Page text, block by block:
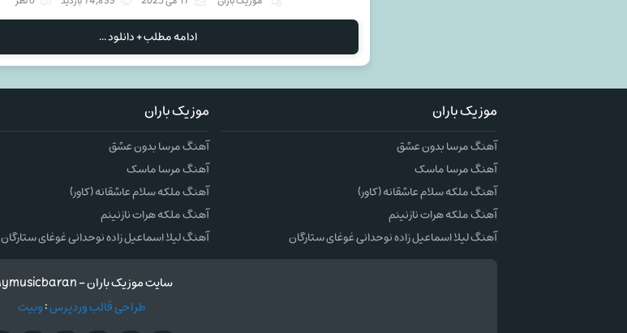
ادامه مطلب + دانلود ...
موزیک باران
آهنگ مرسا بدون عشق
آهنگ مرسا ماسک
آهنگ ملکه سلام عاشقانه (کاور)
آهنگ ملکه هرات نازنینم
آهنگ لیلا اسماعیل زاده نوحدانی غوغای ستارگان
موزیک باران
آهنگ مرسا بدون عشق
آهنگ مرسا ماسک
آهنگ ملکه سلام عاشقانه (کاور)
آهنگ ملکه هرات نازنینم
آهنگ لیلا اسماعیل زاده نوحدانی غوغای ستارگان
سایت موزیک باران - Mymusicbaran
طراحی قالب وردپرس:وبیت